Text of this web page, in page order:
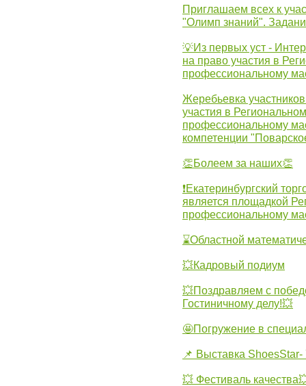
Приглашаем всех к
"Олимп знаний".
💡Из первых уст -
на право участия в
профессиональному
Жеребьевка
участия в
профессиональному
компетенции
👏Болеем за наших👏
❗Екатеринбургский
является площадкой
профессиональному
⌛Областной
💥Кадровый подиум
💥Поздравляем с
Гостиничному делу!💥
🤩Погружение в
📌 Выставка ShoesStar-
💥 Фестиваль